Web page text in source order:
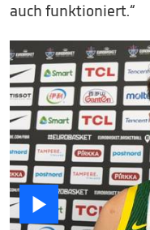
auch funktioniert.“
